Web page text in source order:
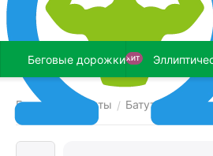
Беговые дорожкиХИТ
Главная Батуты / Батуты с